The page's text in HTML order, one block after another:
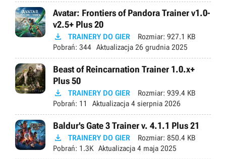
Avatar: Frontiers of Pandora Trainer v1.0-
v2.5+ Plus 20
 TRAINERY DO GIER Rozmiar: 927.1 KB
Pobrań: 344 Aktualizacja 26 grudnia 2025
Beast of Reincarnation Trainer 1.0.x+
Plus 50
 TRAINERY DO GIER Rozmiar: 939.4 KB
Pobrań: 11 Aktualizacja 4 sierpnia 2026
Baldur's Gate 3 Trainer v. 4.1.1 Plus 21
 TRAINERY DO GIER Rozmiar: 850.4 KB
Pobrań: 1.3K Aktualizacja 4 maja 2025